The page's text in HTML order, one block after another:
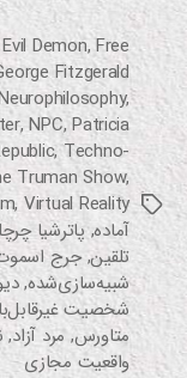
برچسب‌ها
Evil Demon,Free
Fitzgerald
,
,NPC,Patricia
,Techno-
Truman Show,
, Virtual Reality
آماده,پاترشیا
تلقین,جرج
شبیه‌سازی‌شده,
شخصیت
متاورس,مرد آزاد,
واقعیت مجازی